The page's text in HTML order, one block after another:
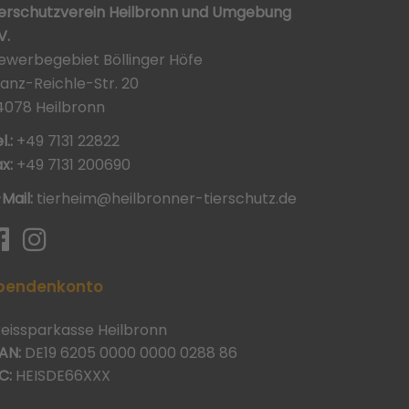
Heilbronn und Umgebung
Böllinger Höfe
Reichle-Str. 20
Heilbronn
+49 7131 22822
+49 7131 200690
tierheim@heilbronner-tierschutz.de
Heilbronn
DE19 6205 0000 0000 0288 86
HEISDE66XXX